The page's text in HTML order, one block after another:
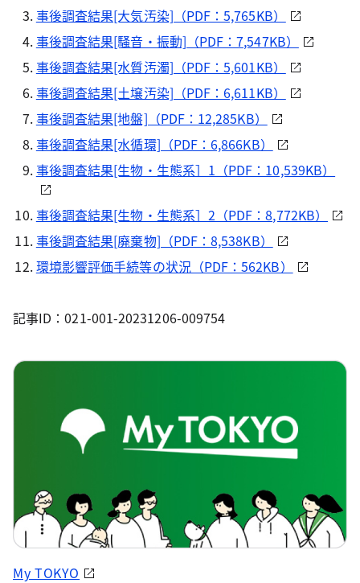
事後調査結果[大気汚染]（PDF：5,765KB）
事後調査結果[騒音・振動]（PDF：7,547KB）
事後調査結果[水質汚濁]（PDF：5,601KB）
事後調査結果[土壌汚染]（PDF：6,611KB）
事後調査結果[地盤]（PDF：12,285KB）
事後調査結果[水循環]（PDF：6,866KB）
事後調査結果[生物・生態系］1（PDF：10,539KB）
事後調査結果[生物・生態系］2（PDF：8,772KB）
事後調査結果[廃棄物]（PDF：8,538KB）
環境影響評価手続等の状況（PDF：562KB）
記事ID：021-001-20231206-009754
My TOKYO